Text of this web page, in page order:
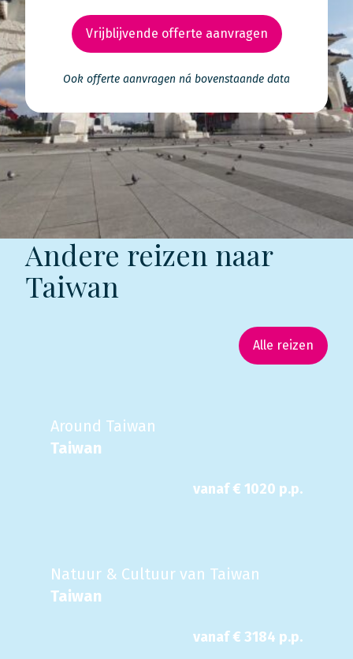
Vrijblijvende offerte aanvragen
Ook offerte aanvragen ná bovenstaande data
Andere reizen naar
Taiwan
Alle reizen
Around Taiwan
Taiwan
vanaf € 1020 p.p.
Natuur & Cultuur van Taiwan
Taiwan
vanaf € 3184 p.p.